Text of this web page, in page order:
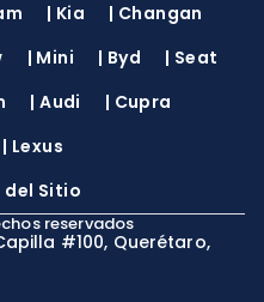
| Kia | Changan
| Mini | Byd | Seat
|Audi | Cupra
| Lexus
del Sitio
reservados
#100, Querétaro,